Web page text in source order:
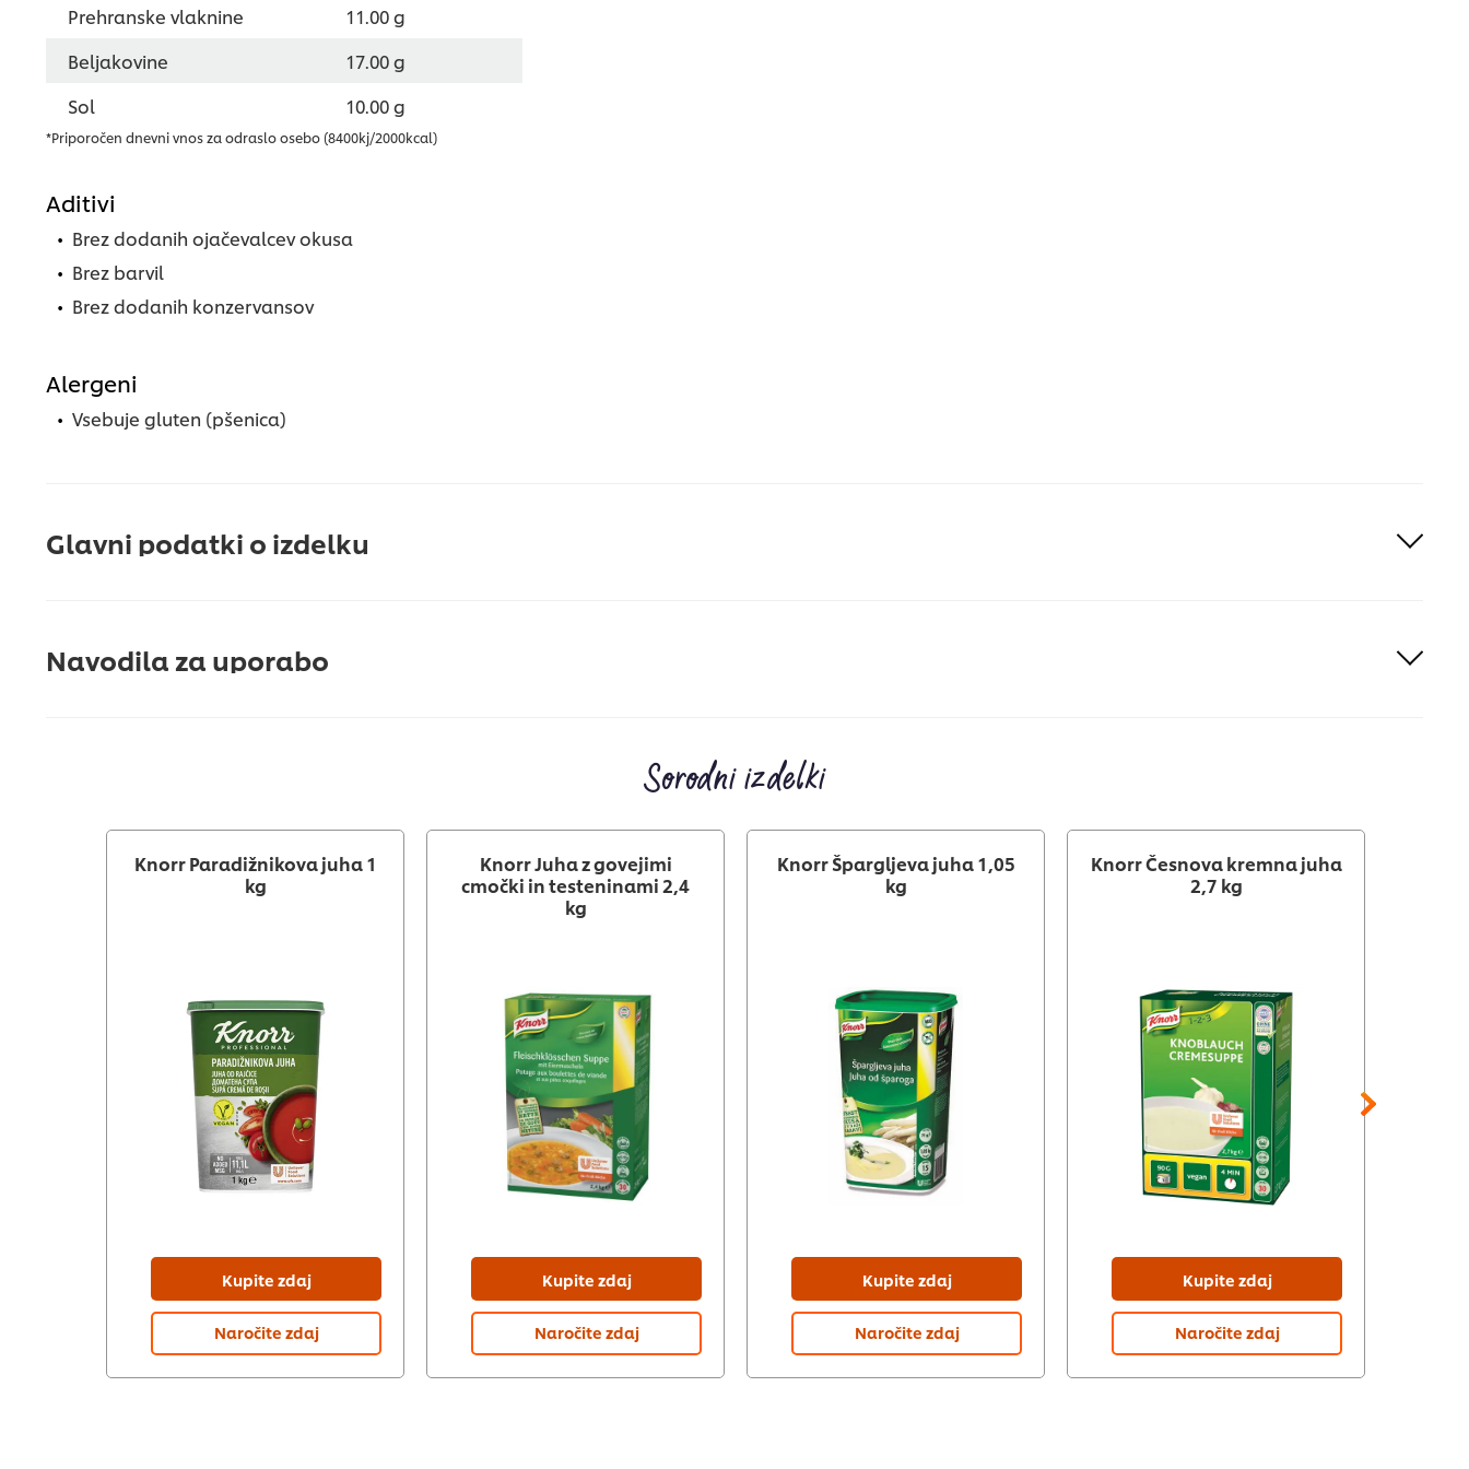
Prehranske vlaknine
11.00 g
Beljakovine
17.00 g
Sol
10.00 g
*Priporočen dnevni vnos za odraslo osebo (8400kj/2000kcal)
Aditivi
Brez dodanih ojačevalcev okusa
Brez barvil
Brez dodanih konzervansov
Alergeni
Vsebuje gluten (pšenica)
Glavni podatki o izdelku
Navodila za uporabo
Sorodni izdelki
Knorr Paradižnikova juha 1
kg
Kupite zdaj
Naročite zdaj
Knorr Juha z govejimi
cmočki in testeninami 2,4
kg
Kupite zdaj
Naročite zdaj
Knorr Špargljeva juha 1,05
kg
Kupite zdaj
Naročite zdaj
Knorr Česnova kremna juha
2,7 kg
Kupite zdaj
Naročite zdaj